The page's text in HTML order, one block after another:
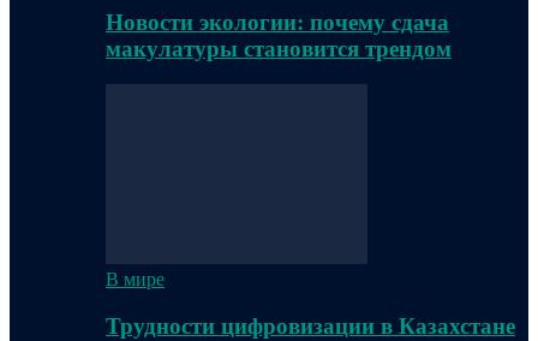
Новости экологии: почему сдача
макулатуры становится трендом
В мире
Трудности цифровизации в Казахстане